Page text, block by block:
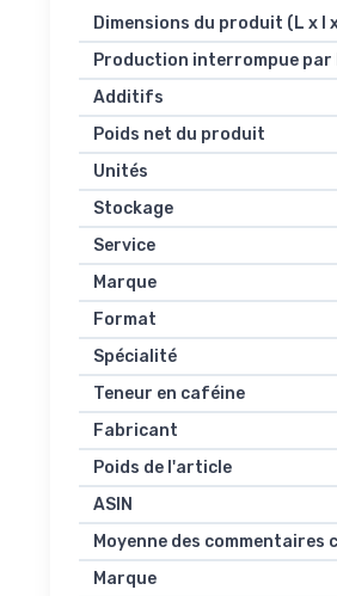
Dimensions du produit (L x l
Production interrompue
Additifs
Poids net du produit
Unités
Stockage
Service
Marque
Format
Spécialité
Teneur en caféine
Fabricant
Poids de l'article
ASIN
Moyenne des commentaires
Marque